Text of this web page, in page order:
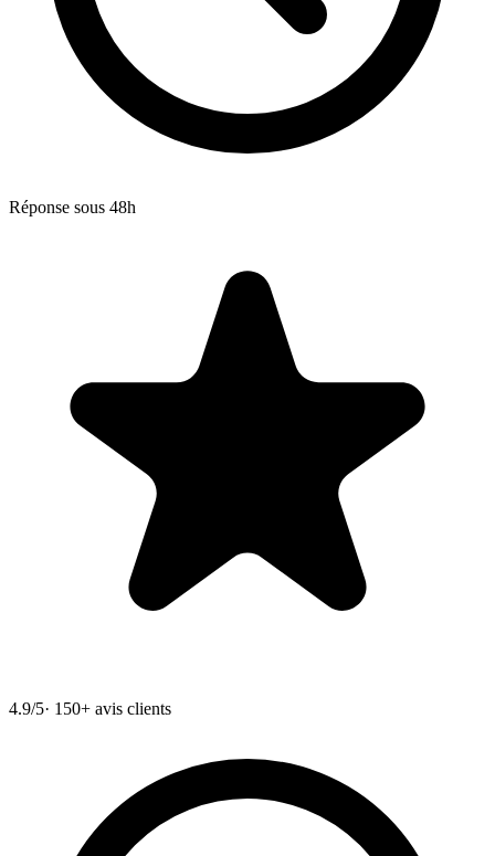
Réponse sous 48h
4.9/5· 150+ avis clients